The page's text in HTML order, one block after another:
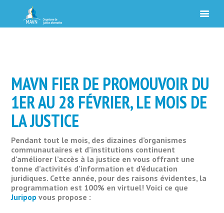
MAVN FIER DE PROMOUVOIR DU
1ER AU 28 FÉVRIER, LE MOIS DE
LA JUSTICE
Pendant tout le mois, des dizaines d’organismes
communautaires et d’institutions continuent
d’améliorer l’accès à la justice en vous offrant une
tonne d’activités d’information et d’éducation
juridiques. Cette année, pour des raisons évidentes, la
programmation est 100% en virtuel! Voici ce que
Juripop vous propose :